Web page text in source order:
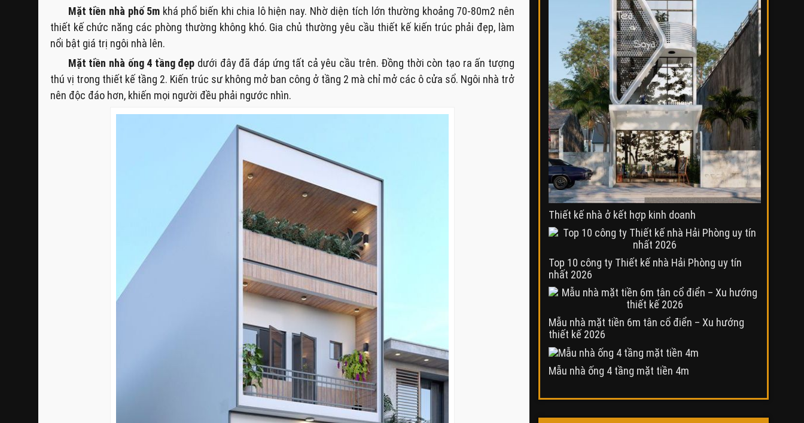
Mặt tiền nhà phố 5m khá phổ biến khi chia lô hiện nay. Nhờ diện tích lớn thường khoảng 70-80m2 nên
thiết kế chức năng các phòng thường không khó. Gia chủ thường yêu cầu thiết kế kiến trúc phải đẹp, làm
nổi bật giá trị ngôi nhà lên.
Mặt tiền nhà ống 4 tầng đẹp dưới đây đã đáp ứng tất cả yêu cầu trên. Đồng thời còn tạo ra ấn tượng
thú vị trong thiết kế tầng 2. Kiến trúc sư không mở ban công ở tầng 2 mà chỉ mở các ô cửa sổ. Ngôi nhà trở
nên độc đáo hơn, khiến mọi người đều phải ngước nhìn.
Thiết kế nhà ở kết hợp kinh doanh
Top 10 công ty Thiết kế nhà Hải Phòng uy tín
nhất 2026
Mẫu nhà mặt tiền 6m tân cổ điển – Xu hướng
thiết kế 2026
Mẫu nhà ống 4 tầng mặt tiền 4m